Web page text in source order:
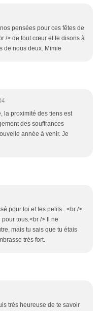
pensées pour ces fêtes de
/> de tout cœur et te disons à
de nous deux. Mimie
la proximité des tiens est
des souffrances
année à venir. Je
pour toi et tes petits...<br />
tous.<br /> Il ne
mais tu sais que tu étais
très fort.
très heureuse de te savoir